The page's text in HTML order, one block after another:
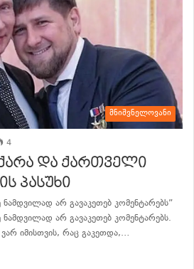
მნიშვნელოვანი
4
და ქართველი
პასუხი
ნამდვილად არ გავაკეთებ კომენტარებს”
ნამდვილად არ გავაკეთებ კომენტარებს.
იმისთვის, რაც გაკეთდა,…